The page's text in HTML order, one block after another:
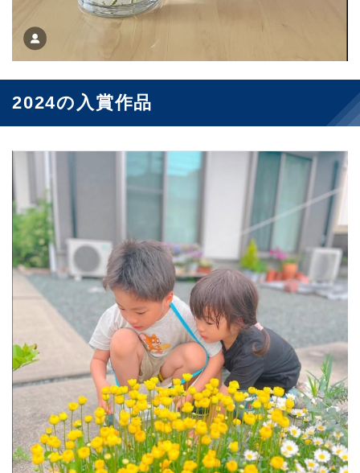
2024の入賞作品